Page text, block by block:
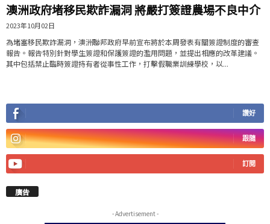
澳洲政府堵移民欺詐漏洞 將嚴打簽證農場不良中介
2023年10月02日
為堵塞移民欺詐漏洞，澳洲聯邦政府早前宣布將於本周發表有關簽證制度的審查
報告。報告特別針對學生簽證和保護簽證的濫用問題，並提出相應的改革建議。
其中包括禁止臨時簽證持有者從事性工作，打擊假職業訓練學校，以...
讚好
跟隨
訂閱
廣告
- Advertisement -